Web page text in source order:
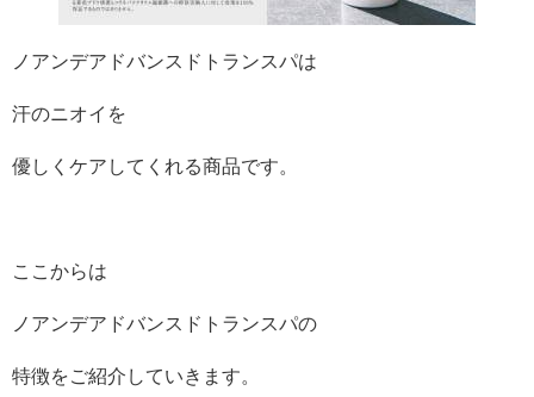
ノアンデアドバンスドトランスパは
汗のニオイを
優しくケアしてくれる商品です。
ここからは
ノアンデアドバンスドトランスパの
特徴をご紹介していきます。